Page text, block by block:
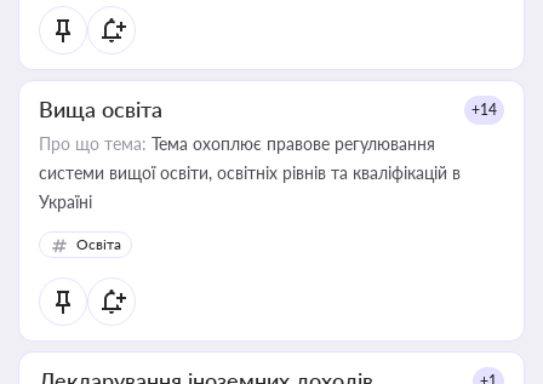
Вища освіта +14
Про що тема: Тема охоплює правове регулювання
системи вищої освіти, освітніх рівнів та кваліфікацій в
Україні
Освіта